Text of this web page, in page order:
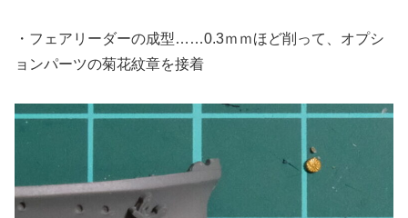
・フェアリーダーの成型……0.3ｍｍほど削って、オプシ
ョンパーツの菊花紋章を接着